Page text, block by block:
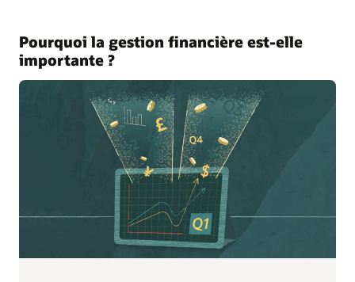
Pourquoi la gestion financière est-elle
importante ?